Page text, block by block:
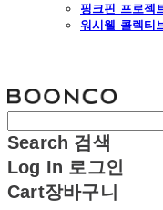
핑크핀 프로젝
워시웰 콜렉티
Search 검색
Log In 로그인
Cart장바구니